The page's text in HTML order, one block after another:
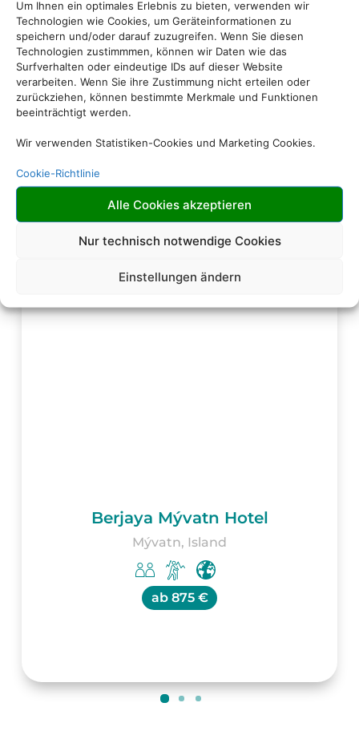
Um Ihnen ein optimales Erlebnis zu bieten, verwenden wir
Technologien wie Cookies, um Geräteinformationen zu
speichern und/oder darauf zuzugreifen. Wenn Sie diesen
Technologien zustimmmen, können wir Daten wie das
Surfverhalten oder eindeutige IDs auf dieser Website
verarbeiten. Wenn Sie ihre Zustimmung nicht erteilen oder
zurückziehen, können bestimmte Merkmale und Funktionen
beeinträchtigt werden.
Wir verwenden Statistiken-Cookies und Marketing Cookies.
Cookie-Richtlinie
Alle Cookies akzeptieren
Nur technisch notwendige Cookies
Einstellungen ändern
​Buchen Sie jetzt ganz
entspannt Ihren
Islandurlaub
Berjaya Mývatn Hotel
Mývatn, Island
ab 875 €